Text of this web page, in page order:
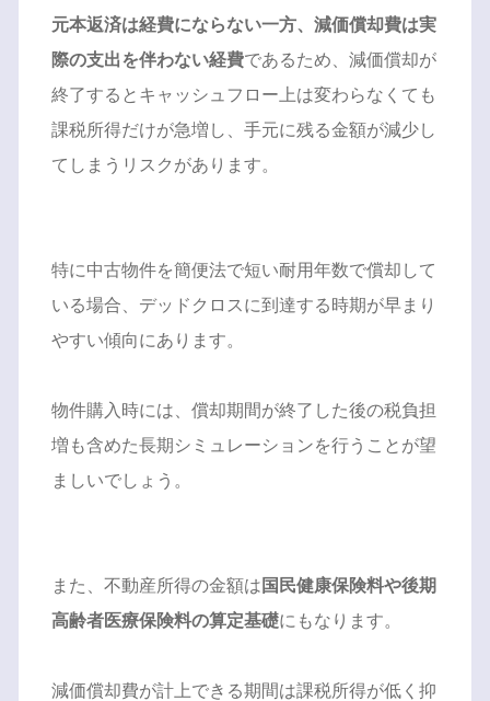
元本返済は経費にならない一方、減価償却費は実
際の支出を伴わない経費であるため、減価償却が
終了するとキャッシュフロー上は変わらなくても
課税所得だけが急増し、手元に残る金額が減少し
てしまうリスクがあります。
特に中古物件を簡便法で短い耐用年数で償却して
いる場合、デッドクロスに到達する時期が早まり
やすい傾向にあります。
物件購入時には、償却期間が終了した後の税負担
増も含めた長期シミュレーションを行うことが望
ましいでしょう。
また、不動産所得の金額は 国民健康保険料や後期
高齢者医療保険料の算定基礎にもなります。
減価償却費が計上できる期間は課税所得が低く抑